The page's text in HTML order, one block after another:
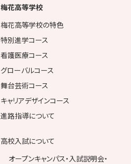
梅花高等学校
梅花高等学校の特色
特別進学コース
看護医療コース
グローバルコース
舞台芸術コース
キャリアデザインコース
進路指導について
高校入試について
オープンキャンパス・入試説明会・